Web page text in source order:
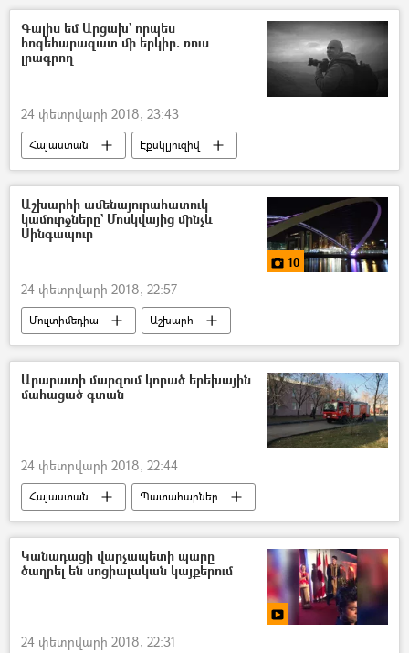
Գալիս եմ Արցախ` որպես
հոգեհարազատ մի երկիր. ռուս
լրագրող
24 փետրվարի 2018, 23:43
Հայաստան Էքսկլյուզիվ
Աշխարհի ամենայուրահատուկ
կամուրջները` Մոսկվայից մինչև
Սինգապուր
10
24 փետրվարի 2018, 22:57
Մուլտիմեդիա
Աշխարհ
Լուսանկարներ
Արարատի մարզում կորած երեխային
մահացած գտան
24 փետրվարի 2018, 22:44
Հայաստան Պատահարներ
Կանադացի վարչապետի պարը
ծաղրել են սոցիալական կայքերում
24 փետրվարի 2018, 22:31